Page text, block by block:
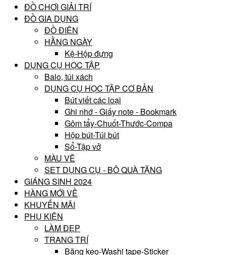
ĐỒ CHƠI GIẢI TRÍ
ĐỒ GIA DỤNG
ĐỒ ĐIỆN
HẰNG NGÀY
Kệ-Hộp đựng
DỤNG CỤ HỌC TẬP
Balo, túi xách
DỤNG CỤ HỌC TẬP CƠ BẢN
Bút viết các loại
Ghi nhớ - Giấy note - Bookmark
Gôm tẩy-Chuốt-Thước-Compa
Hộp bút-Túi bút
Sổ-Tập vở
MÀU VẼ
SET DỤNG CỤ - BÔ QUÀ TẶNG
GIÁNG SINH 2024
HÀNG MỚI VỀ
KHUYẾN MÃI
PHỤ KIỆN
LÀM ĐẸP
TRANG TRÍ
Băng keo-Washi tape-Sticker